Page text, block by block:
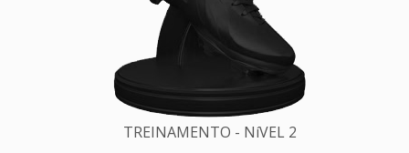
TREINAMENTO - NíVEL 2